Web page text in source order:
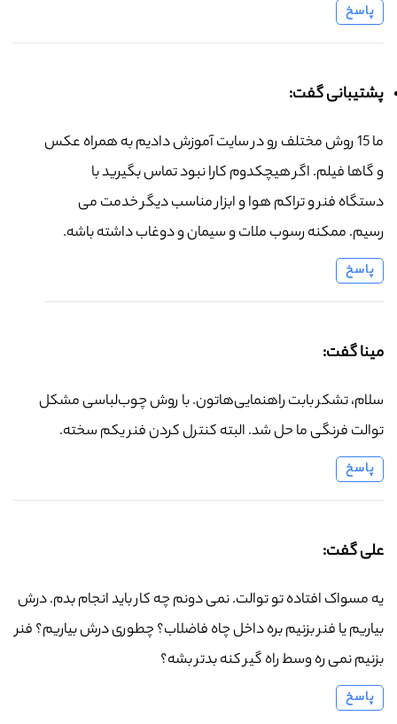
پاسخ
پشتیبانی گفت:
ما 15 روش مختلف رو در سایت آموزش دادیم به همراه عکس
و گاها فیلم. اگر هیچکدوم کارا نبود تماس بگیرید با
دستگاه فنر و تراکم هوا و ابزار مناسب دیگر خدمت می
رسیم. ممکنه رسوب ملات و سیمان و دوغاب داشته باشه.
پاسخ
مینا گفت:
سلام، تشکر بابت راهنمایی‌هاتون. با روش چوب‌لباسی مشکل
توالت فرنگی ما حل شد. البته کنترل کردن فنر یکم سخته.
پاسخ
علی گفت:
یه مسواک افتاده تو توالت. نمی دونم چه کار باید انجام بدم. درش
بیاریم یا فنر بزنیم بره داخل چاه فاضلاب؟ چطوری درش بیاریم؟ فنر
بزنیم نمی ره وسط راه گیر کنه بدتر بشه؟
پاسخ